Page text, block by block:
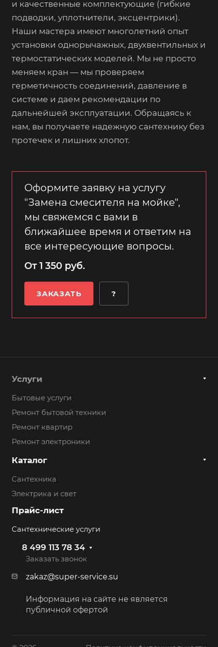
и качественные комплектующие (гибкие
подводки, уплотнители, эксцентрики).
Наши мастера имеют многолетний опыт
установки однорычажных, двухвентильных и
термостатических моделей. Мы не просто
меняем кран — мы проверяем
герметичность соединений, давление в
системе и даем рекомендации по
дальнейшей эксплуатации. Обращаясь к
нам, вы получаете надежную сантехнику без
протечек и лишних хлопот.
Оформите заявку на услугу
"Замена смесителя на мойке",
мы свяжемся с вами в
ближайшее время и ответим на
все интересующие вопросы.
От 1 350 руб.
ЗАКАЗАТЬ ?
Услуги
Бытовые услуги
Ремонт бытовой техники
Ремонт квартир
Ремонт электроники
Каталог
Сантехника
Электрика и свет
Прайс-лист
Сантехнические услуги
8 499 113 78 34
Заказать звонок
zakaz@super-service.su
Информация на сайте не является
публичной офертой